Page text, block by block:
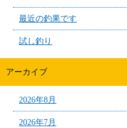
最近の釣果です
試し釣り
アーカイブ
2026年8月
2026年7月